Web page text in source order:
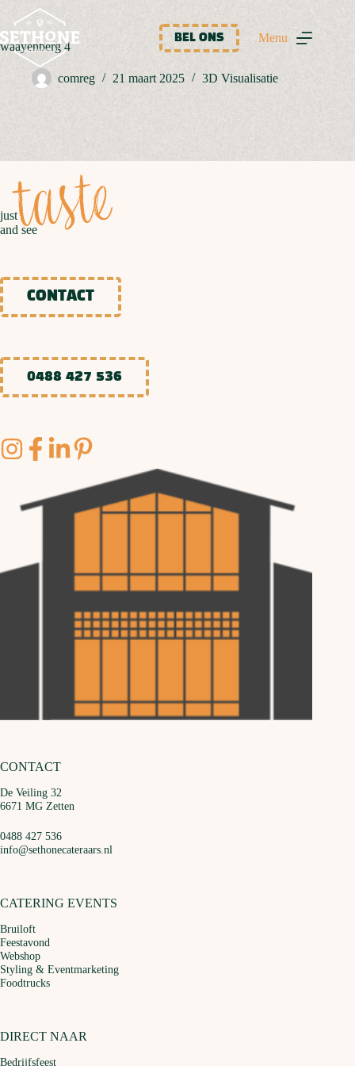
naar
de
inhoud
BEL ONS Menu
waayenberg 4
comreg 21 maart 2025 3D Visualisatie
justtaste
and see
CONTACT
0488 427 536
CONTACT
De Veiling 32
6671 MG Zetten
0488 427 536
info@sethonecateraars.nl
CATERING EVENTS
Bruiloft
Feestavond
Webshop
Styling & Eventmarketing
Foodtrucks
DIRECT NAAR
Bedrijfsfeest